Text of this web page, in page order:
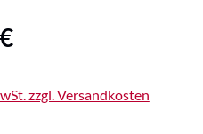
zzgl. Versandkosten